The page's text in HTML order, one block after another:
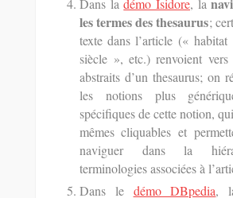
Dans ladémo Isidore, la
les termes des thesaurus;
texte dans l’article («
siècle », etc.) renvoient vers
abstraits d’un thesaurus; on
les notions plus
spécifiques de cette notion,
mêmes cliquables et
naviguer dans la
terminologies associées à
Dans le démo DBpedia,